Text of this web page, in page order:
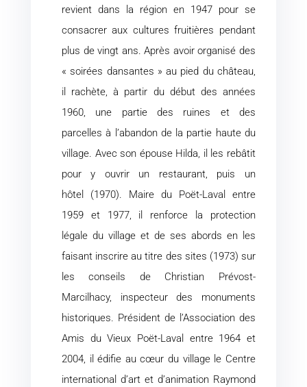
revient dans la région en 1947 pour se
consacrer aux cultures fruitières pendant
plus de vingt ans. Après avoir organisé des
« soirées dansantes » au pied du château,
il rachète, à partir du début des années
1960, une partie des ruines et des
parcelles à l’abandon de la partie haute du
village. Avec son épouse Hilda, il les rebâtit
pour y ouvrir un restaurant, puis un
hôtel (1970). Maire du Poët-Laval entre
1959 et 1977, il renforce la protection
légale du village et de ses abords en les
faisant inscrire au titre des sites (1973) sur
les conseils de Christian Prévost-
Marcilhacy, inspecteur des monuments
historiques. Président de l’Association des
Amis du Vieux Poët-Laval entre 1964 et
2004, il édifie au cœur du village le Centre
international d’art et d’animation Raymond